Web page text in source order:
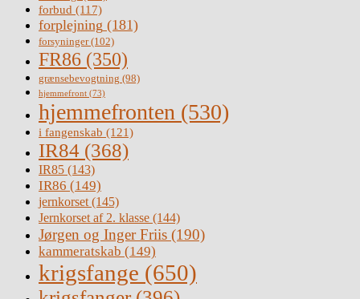
forbud (117)
forplejning (181)
forsyninger(102)
FR86 (350)
grænsebevogtning (98)
hjemmefront (73)
hjemmefronten (530)
i fangenskab (121)
IR84 (368)
IR85 (143)
IR86 (149)
jernkorset(145)
Jernkorset af 2. klasse (144)
Jørgen og Inger Friis (190)
kammeratskab (149)
krigsfange (650)